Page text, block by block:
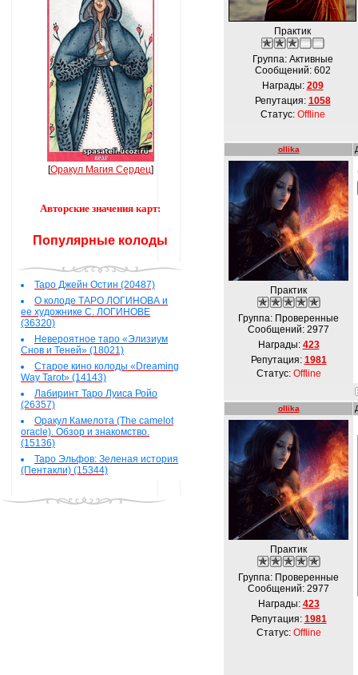
[Оракул Магия Сердец]
Авторские значения карт:
Популярные колоды
Таро Джейн Остин (20487)
О колоде ТАРО ЛОГИНОВА и
ее художнике С. ЛОГИНОВЕ
(36320)
Невероятное таро «Элизиум
Снов и Теней» (18021)
Старое кино колоды «Dreaming
Way Tarot» (14143)
Лабиринт Таро Луиса Ройо
(26357)
Оракул Камелота (The camelot
oracle). Обзор и знакомство.
(15136)
Таро Эльфов: Зеленая история
(Пентакли) (15344)
Практик
Группа: Активные
Сообщений: 602
Награды: 209
Репутация: 1058
Статус: Offline
ollika
Практик
Группа: Проверенные
Сообщений: 2977
Награды: 423
Репутация: 1981
Статус: Offline
ollika
Практик
Группа: Проверенные
Сообщений: 2977
Награды: 423
Репутация: 1981
Статус: Offline